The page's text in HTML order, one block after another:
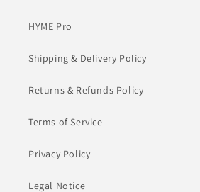
HYME Pro
Shipping & Delivery Policy
Returns & Refunds Policy
Terms of Service
Privacy Policy
Legal Notice